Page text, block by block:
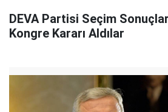
DEVA Partisi Seçim
Kongre Kararı Aldılar